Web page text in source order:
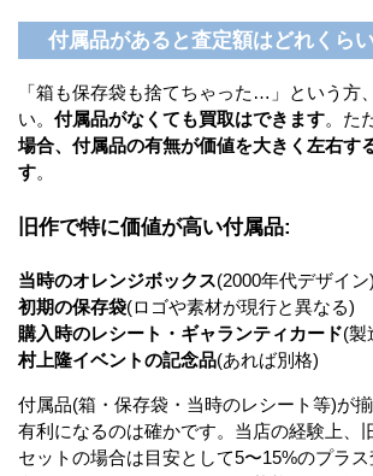
付属品があると査定額はどれくら
「箱も保存袋も捨てちゃった…」という方
い。 付属品がなくても買取はできます。た
場合、付属品の有無が価値を大きく左右す
す。
旧作で特に価値が高い付属品:
当時のオレンジボックス(2000年代デザイン)
初期の保存袋(ロゴや素材が現行と異なる)
購入時のレシート・ギャランティカード(製
村上隆イベントの記念品(あれば別格)
付属品(箱・保存袋・当時のレシート等)が
有利になるのは確かです。当店の経験上、
セットの場合は目安として5〜15%のプラ